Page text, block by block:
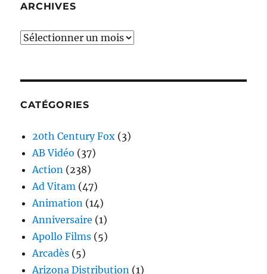
ARCHIVES
Archives
CATÉGORIES
20th Century Fox (3)
AB Vidéo (37)
Action (238)
Ad Vitam (47)
Animation (14)
Anniversaire (1)
Apollo Films (5)
Arcadès (5)
Arizona Distribution (1)